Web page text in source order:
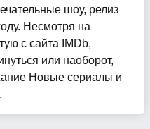
шоу, релиз
Несмотря на
с сайта IMDb,
или наоборот,
Новые сериалы и